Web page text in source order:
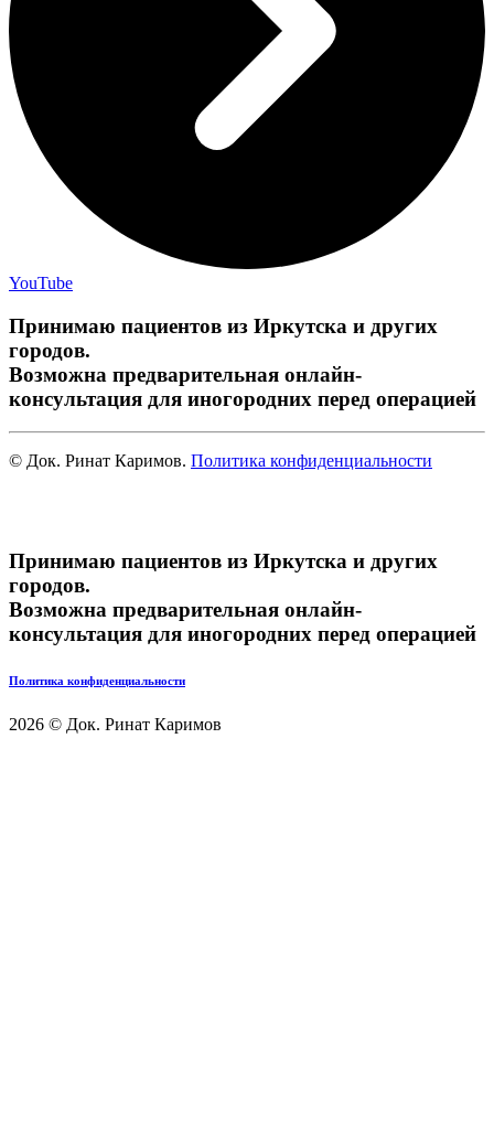
YouTube
Принимаю пациентов из Иркутска и других
городов.
Возможна предварительная онлайн-
консультация для иногородних перед операцией
© Док. Ринат Каримов. Политика конфиденциальности
Принимаю пациентов из Иркутска и других
городов.
Возможна предварительная онлайн-
консультация для иногородних перед операцией
Политика конфиденциальности
2026 © Док. Ринат Каримов